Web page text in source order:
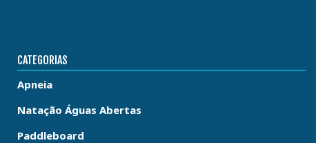
CATEGORIAS
Apneia
Natação Águas Abertas
Paddleboard